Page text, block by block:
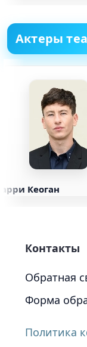
Актеры
Кеоган
Контакты
Обратная
Форма
Политика